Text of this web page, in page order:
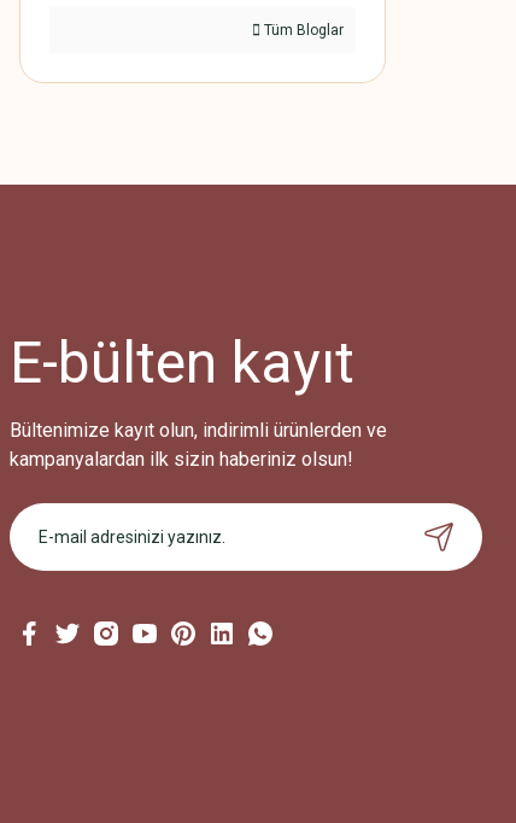
Tüm Bloglar
E-bülten kayıt
Bültenimize kayıt olun, indirimli ürünlerden ve
kampanyalardan ilk sizin haberiniz olsun!